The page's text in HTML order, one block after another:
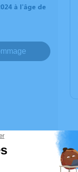
à l'âge de